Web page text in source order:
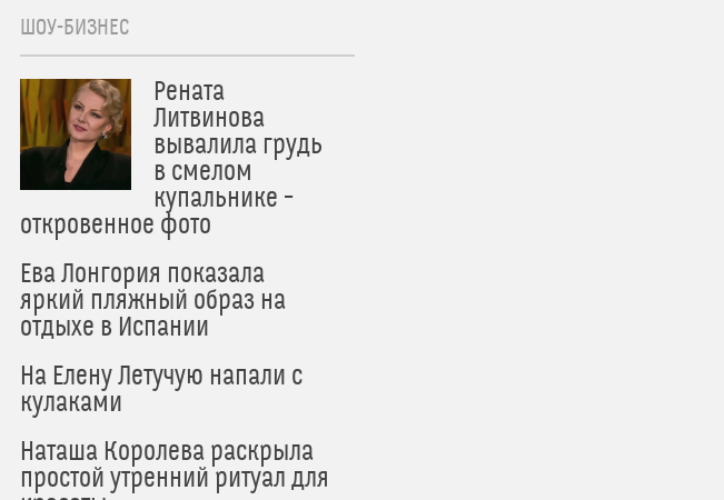
ШОУ-БИЗНЕС
Рената
Литвинова
вывалила грудь
в смелом
купальнике –
откровенное фото
Ева Лонгория показала
яркий пляжный образ на
отдыхе в Испании
На Елену Летучую напали с
кулаками
Наташа Королева раскрыла
простой утренний ритуал для